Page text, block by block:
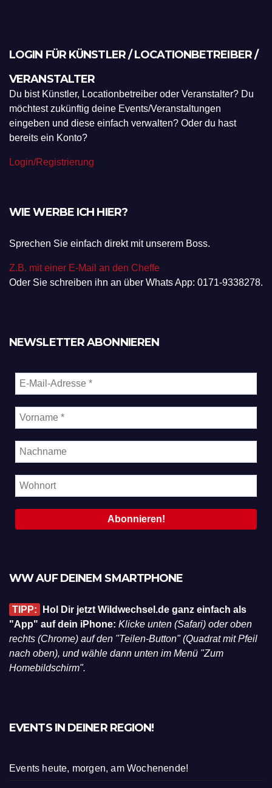
LOGIN FÜR KÜNSTLER / LOCATIONBETREIBER /
VERANSTALTER
Du bist Künstler, Locationbetreiber oder Veranstalter? Du
möchtest zukünftig deine Events/Veranstaltungen
eingeben und diese einfach verwalten? Oder du hast
bereits ein Konto?
Login/Registrierung
WIE WERBE ICH HIER?
Sprechen Sie einfach direkt mit unserem Boss.
Z.B. mit einer E-Mail an den Cheffe
Oder Sie schreiben ihn an über Whats App: 0171-9338278.
NEWSLETTER ABONNIEREN
WW AUF DEINEM SMARTPHONE
TIPP:
Hol Dir jetzt Wildwechsel.de ganz einfach als
"App" auf dein iPhone: Klicke unten (Safari) oder oben
rechts (Chrome) auf den "Teilen-Button" (Quadrat mit Pfeil
nach oben), und wähle dann unten im Menü "Zum
Homebildschirm".
EVENTS IN DEINER REGION!
Events heute, morgen, am Wochenende!